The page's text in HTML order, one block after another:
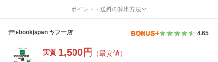
ポイント・送料の算出方法
ebookjapan ヤフー店 4.65
実質 1,500円 （最安値）